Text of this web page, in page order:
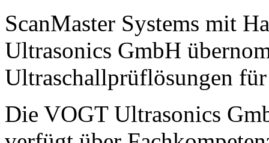
ScanMaster Systems mit
Ultrasonics GmbH
Ultraschallprüflösungen
Die VOGT Ultrasonics